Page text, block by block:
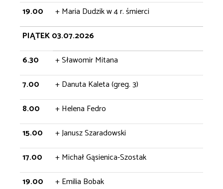
19.00
+ Maria Dudzik w 4 r. śmierci
PIĄTEK 03.07.2026
6.30
+ Sławomir Mitana
7.00
+ Danuta Kaleta (greg. 3)
8.00
+ Helena Fedro
15.00
+ Janusz Szaradowski
17.00
+ Michał Gąsienica-Szostak
19.00
+ Emilia Bobak